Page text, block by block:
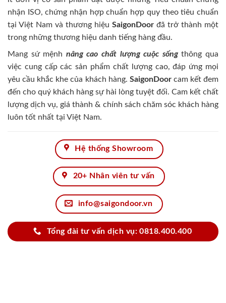
nhận ISO, chứng nhận hợp chuẩn hợp quy theo tiêu chuẩn
tại Việt Nam và thương hiệu SaigonDoor đã trở thành một
trong những thương hiệu danh tiếng hàng đầu.
Mang sứ mệnh nâng cao chất lượng cuộc sốngthông qua
việc cung cấp các sản phẩm chất lượng cao, đáp ứng mọi
yêu cầu khắc khe của khách hàng. SaigonDoorcam kết đem
đến cho quý khách hàng sự hài lòng tuyệt đối. Cam kết chất
lượng dịch vụ, giá thành & chính sách chăm sóc khách hàng
luôn tốt nhất tại Việt Nam.
Hệ thống Showroom
20+ Nhân viên tư vấn
info@saigondoor.vn
Tổng đài tư vấn dịch vụ: 0818.400.400